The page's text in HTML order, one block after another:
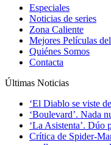
Especiales
Noticias de series
Zona Caliente
Mejores Películas
Quiénes Somos
Contacta
Últimas Noticias
‘El Diablo se viste
‘Boulevard’. Nada
‘La Asistenta’. Dúo
Crítica de Spider-